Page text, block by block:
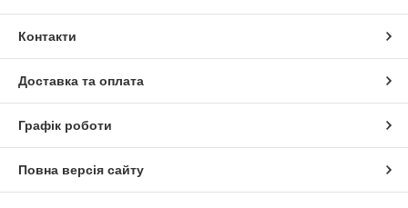
Контакти
Доставка та оплата
Графік роботи
Повна версія сайту